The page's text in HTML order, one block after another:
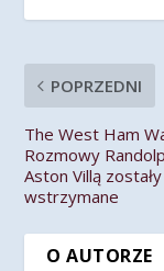
POPRZEDNI
The West Ham
Rozmowy
Aston Villą zostały
wstrzymane
O AUTORZE